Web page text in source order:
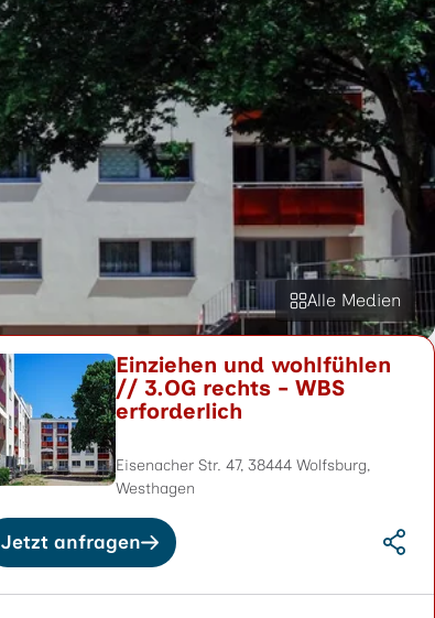
Alle Medien
Einziehen und wohlfühlen
// 3.OG rechts - WBS
erforderlich
Eisenacher Str. 47, 38444 Wolfsburg,
Westhagen
Jetzt anfragen